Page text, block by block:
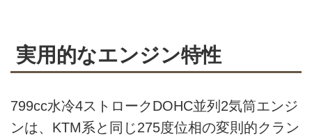
実用的なエンジン特性
799cc水冷4ストロークDOHC並列2気筒エンジ
ンは、KTM系と同じ275度位相の変則的クラン